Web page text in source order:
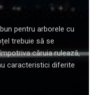
pentru arborele cu
trebuie să se
căruia rulează,
caracteristici diferite